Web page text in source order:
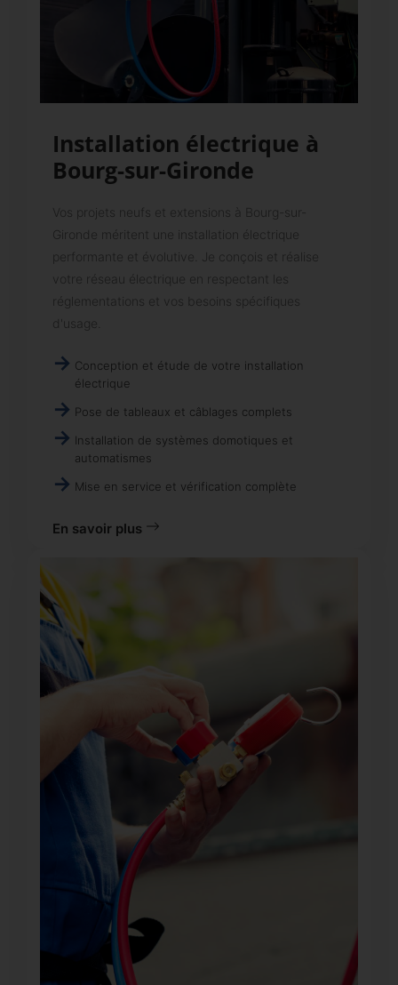
Installation électrique à
Bourg-sur-Gironde
Vos projets neufs et extensions à Bourg-sur-
Gironde méritent une installation électrique
performante et évolutive. Je conçois et réalise
votre réseau électrique en respectant les
réglementations et vos besoins spécifiques
d'usage.
Conception et étude de votre installation
électrique
Pose de tableaux et câblages complets
Installation de systèmes domotiques et
automatismes
Mise en service et vérification complète
En savoir plus